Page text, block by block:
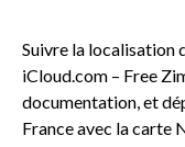
Suivre la localisation
iCloud.com – Free
documentation, et
France avec la carte